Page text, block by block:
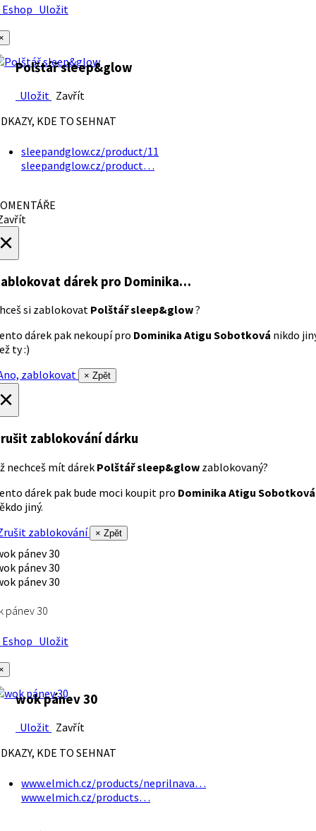
Uložit
Polštář sleep&glow
Uložit Zavřít
KDE TO SEHNAT
sleepandglow.cz/product/11
sleepandglow.cz/product…
dárek pro Dominika…
si zablokovat Polštář sleep&glow?
dárek pak nekoupí pro Dominika Atigu Sobotková nikdo
ty :)
zablokovat
× Zpět
zablokování dárku
nechceš mít dárek Polštář sleep&glow zablokovaný?
dárek pak bude moci koupit pro Dominika Atigu Sobotková
jiný.
zablokování
× Zpět
pánev 30
Uložit
wok pánev 30
Uložit Zavřít
KDE TO SEHNAT
www.elmich.cz/products/neprilnava…
www.elmich.cz/products…